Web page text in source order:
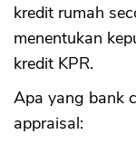
kredit rumah
menentukan
kredit KPR.
Apa yang bank
appraisal: